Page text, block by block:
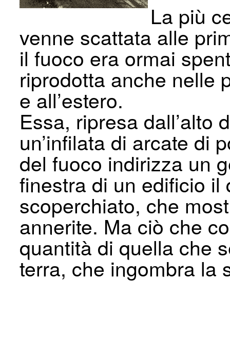
La più
venne scattata alle
il fuoco era ormai
riprodotta anche nelle
e all’estero.
Essa, ripresa dall’alto
un’infilata di arcate di
del fuoco indirizza un
finestra di un edificio il
scoperchiato, che
annerite. Ma ciò che
quantità di quella che
terra, che ingombra la